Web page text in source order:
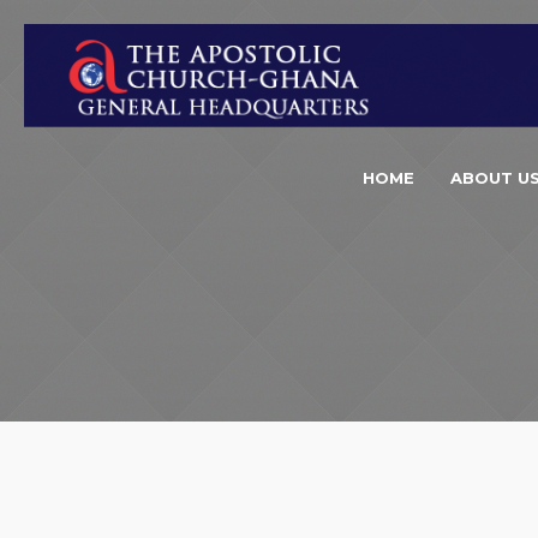
HOME ABOUT US